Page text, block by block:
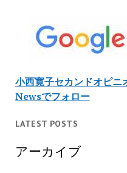
小西寛子セカンドオピ
Newsでフォロー
LATEST POSTS
アーカイブ